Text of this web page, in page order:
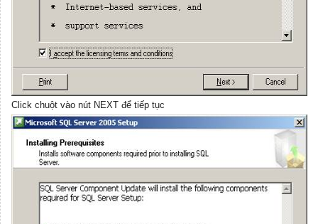
Click chuột vào nút NEXT để tiếp tục